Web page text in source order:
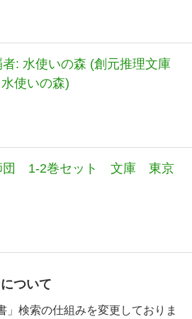
: 水使いの森 (創元推理文庫
使いの森)
団 1-2巻セット 文庫 東京
ついて
」検索の仕組みを変更しておりま